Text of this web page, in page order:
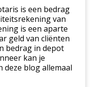
is een bedrag
van
is een aparte
geld van cliënten
bedrag in depot
kan je
deze blog allemaal